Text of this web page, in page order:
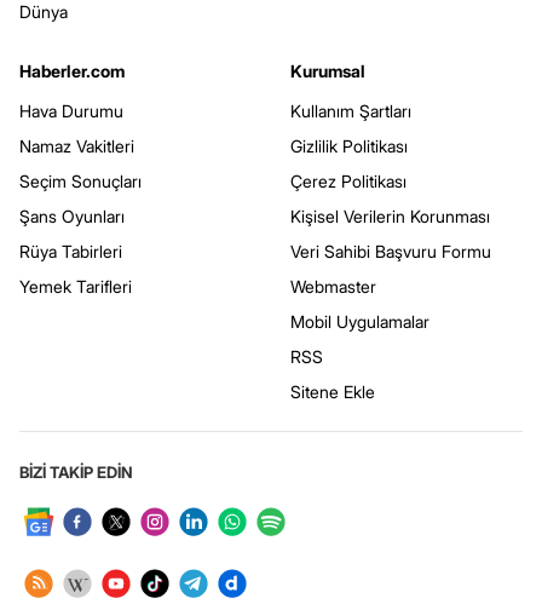
Dünya
Haberler.com
Hava Durumu
Namaz Vakitleri
Seçim Sonuçları
Şans Oyunları
Rüya Tabirleri
Yemek Tarifleri
Kurumsal
Kullanım Şartları
Gizlilik Politikası
Çerez Politikası
Kişisel Verilerin Korunması
Veri Sahibi Başvuru Formu
Webmaster
Mobil Uygulamalar
RSS
Sitene Ekle
BİZİ TAKİP EDİN